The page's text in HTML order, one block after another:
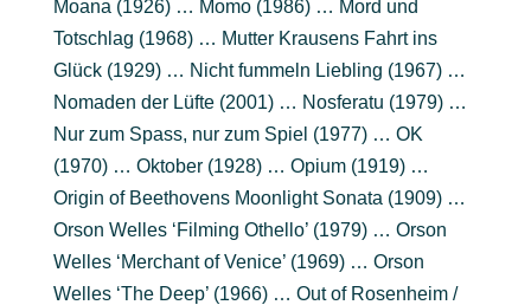
Moana (1926) … Momo (1986) … Mord und
Totschlag (1968) … Mutter Krausens Fahrt ins
Glück (1929) … Nicht fummeln Liebling (1967) …
Nomaden der Lüfte (2001) … Nosferatu (1979) …
Nur zum Spass, nur zum Spiel (1977) … OK
(1970) … Oktober (1928) … Opium (1919) …
Origin of Beethovens Moonlight Sonata (1909) …
Orson Welles ‘Filming Othello’ (1979) … Orson
Welles ‘Merchant of Venice’ (1969) … Orson
Welles ‘The Deep’ (1966) … Out of Rosenheim /